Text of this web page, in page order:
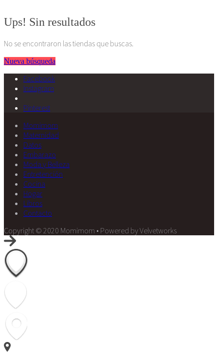
Ups! Sin resultados
No se encontraron las tiendas que buscas.
Nueva búsqueda
Facebook
Instagram
Pinterest
Momimom
Maternidad
Datos
Embarazo
Moda y Belleza
Entretención
Cocina
Hogar
Libros
Contacto
Copyright © 2020 Momimom • Powered by Velvetworks